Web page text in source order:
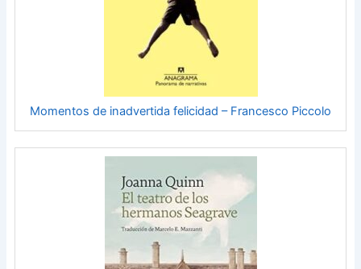
Momentos de inadvertida felicidad – Francesco Piccolo